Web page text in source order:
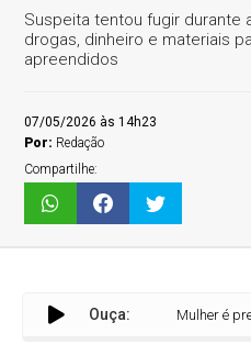
Suspeita tentou fugir durante
drogas, dinheiro e materiais
apreendidos
07/05/2026 às 14h23
Por: Redação
Compartilhe:
Ouça:Mulher é presa por